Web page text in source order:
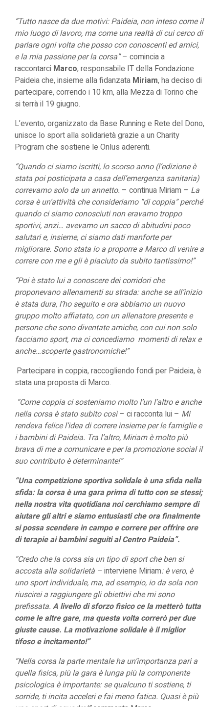
Miriam
“Tutto nasce da due motivi: Paideia, non inteso come il
mio luogo di lavoro, ma come una realtà di cui cerco di
parlare ogni volta che posso con conoscenti ed amici,
e la mia passione per la corsa”– comincia a
raccontarci Marco, responsabile IT della Fondazione
Paideia che, insieme alla fidanzata Miriam, ha deciso di
partecipare, correndo i 10 km, alla Mezza di Torino che
si terrà il 19 giugno.
L’evento, organizzato da Base Running e Rete del Dono,
unisce lo sport alla solidarietà grazie a un Charity
Program che sostiene le Onlus aderenti.
“Quando ci siamo iscritti, lo scorso anno (l’edizione è
stata poi posticipata a casa dell’emergenza sanitaria)
correvamo solo da un annetto. – continua Miriam – La
corsa è un’attività che consideriamo “di coppia” perché
quando ci siamo conosciuti non eravamo troppo
sportivi, anzi… avevamo un sacco di abitudini poco
salutari e, insieme, ci siamo dati manforte per
migliorare. Sono stata io a proporre a Marco di venire a
correre con me e gli è piaciuto da subito tantissimo!”
“Poi è stato lui a conoscere dei corridori che
proponevano allenamenti su strada: anche se all’inizio
è stata dura, l’ho seguito e ora abbiamo un nuovo
gruppo molto affiatato, con un allenatore presente e
persone che sono diventate amiche, con cui non solo
facciamo sport, ma ci concediamo momenti di relax e
anche…scoperte gastronomiche!”
Partecipare in coppia, raccogliendo fondi per Paideia, è
stata una proposta di Marco.
“Come coppia ci sosteniamo molto l’un l’altro e anche
nella corsa è stato subito così– ci racconta lui – Mi
rendeva felice l’idea di correre insieme per le famiglie e
i bambini di Paideia. Tra l’altro, Miriam è molto più
brava di me a comunicare e per la promozione social il
suo contributo è determinante!”
“Una competizione sportiva solidale è una sfida nella
sfida: la corsa è una gara prima di tutto con se stessi;
nella nostra vita quotidiana noi cerchiamo sempre di
aiutare gli altri e siamo entusiasti che ora finalmente
si possa scendere in campo e correre per offrire ore
di terapie ai bambini seguiti al Centro Paideia”.
“Credo che la corsa sia un tipo di sport che ben si
accosta alla solidarietà – interviene Miriam: è vero, è
uno sport individuale, ma, ad esempio, io da sola non
riuscirei a raggiungere gli obiettivi che mi sono
prefissata. A livello di sforzo fisico ce la metterò tutta
come le altre gare, ma questa volta correrò per due
giuste cause. La motivazione solidale è il miglior
tifoso e incitamento!”
“Nella corsa la parte mentale ha un’importanza pari a
quella fisica, più la gara è lunga più la componente
psicologica è importante: se qualcuno ti sostiene, ti
sorride, ti incita acceleri e fai meno fatica. Quasi è più